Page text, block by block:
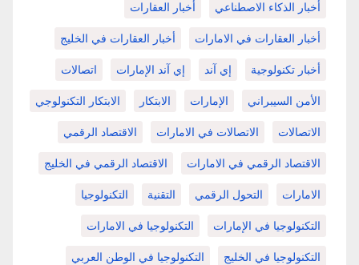
أخبار الذكاء الاصطناعي أخبار العقارات
أخبار العقارات في الامارات أخبار العقارات في الخليج
أخبار تكنولوجية إي آند إي آند الإمارات اتصالات
الأمن السيبراني الإمارات الابتكار الابتكار التكنولوجي
الاتصالات الاتصالات في الامارات الاقتصاد الرقمي
الاقتصاد الرقمي في الامارات الاقتصاد الرقمي في الخليج
الامارات التحول الرقمي التقنية التكنولوجيا
التكنولوجيا في الإمارات التكنولوجيا في الامارات
التكنولوجيا في الخليج التكنولوجيا في الوطن العربي